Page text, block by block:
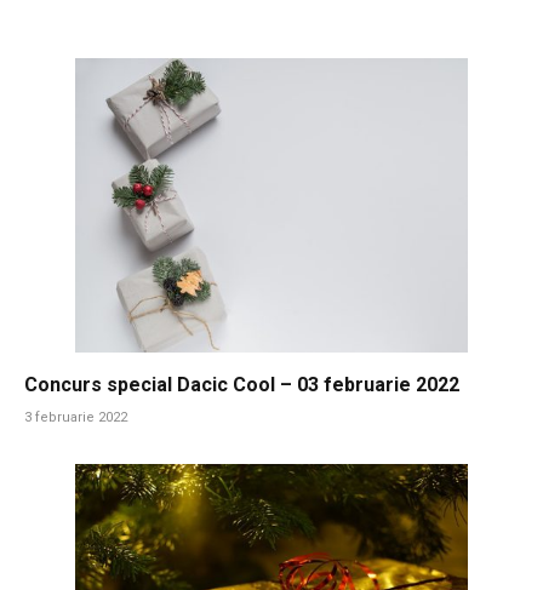
Concurs special Dacic Cool – 03 februarie 2022
3 februarie 2022